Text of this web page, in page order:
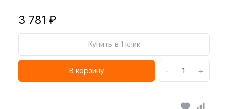
3 781 ₽
Купить в 1 клик
В корзину - +